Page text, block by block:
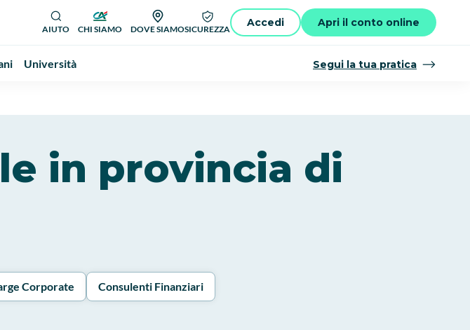
AIUTO CHI SIAMO DOVE SIAMOSICUREZZA
Accedi Apri il conto online
Università Segui la tua pratica
in provincia di
Corporate Consulenti Finanziari